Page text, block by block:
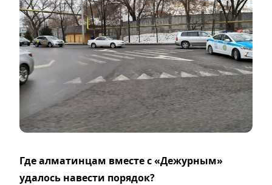
Где алматинцам вместе с «Дежурным»
удалось навести порядок?